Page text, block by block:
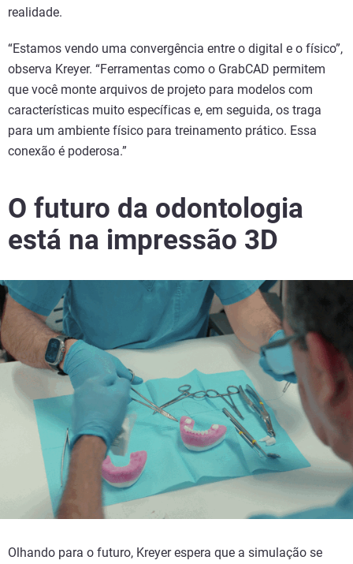
realidade.
“Estamos vendo uma convergência entre o digital e o físico”,
observa Kreyer. “Ferramentas como o GrabCAD permitem
que você monte arquivos de projeto para modelos com
características muito específicas e, em seguida, os traga
para um ambiente físico para treinamento prático. Essa
conexão é poderosa.”
O futuro da odontologia
está na impressão 3D
Olhando para o futuro, Kreyer espera que a simulação se